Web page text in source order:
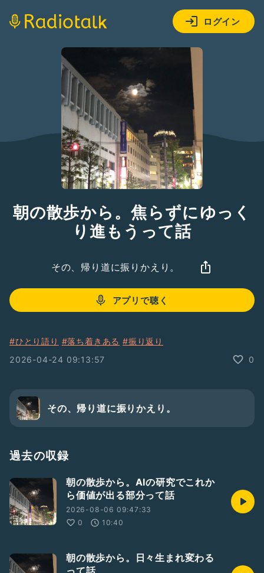
ログイン
朝の散歩から。焦らずにゆっく
り進もうって話
その、帰り道に振りかえり。
アプリで聴く
#ひとり語り #落ち着きある #振り返り
2026-04-24 09:13:57
0
その、帰り道に振りかえり。
過去の収録
朝の散歩から。AIの研究でこれか
ら価値が出る部分って話
2026-08-06 09:47:33
0
10:40
朝の散歩から。日々生まれ変わる
って話